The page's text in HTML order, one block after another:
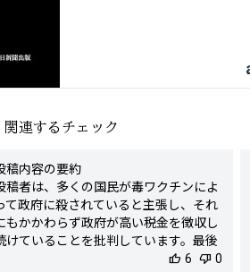
関連するチェック
稿内容の要約
稿者は、多くの国民が毒ワクチンによ
て政府に殺されていると主張し、それ
もかかわらず政府が高い税金を徴収し
けていることを批判しています。最後
に、政府の解体を求めています。
thumb_up 6 thumb_down 0